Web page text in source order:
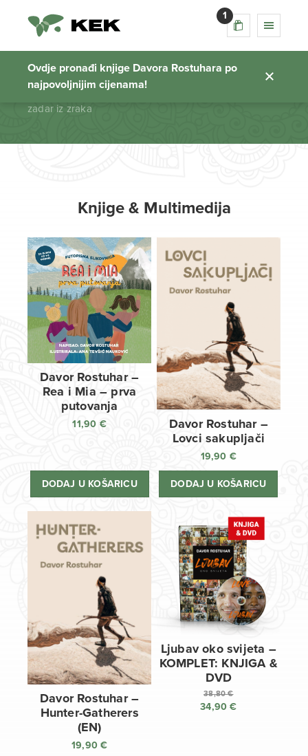
1
Ovdje pronađi knjige Davora Rostuhara po
najpovoljnijim cijenama!
zadar iz zraka
Početna stranica
zadar iz zraka
Knjige & Multimedija
Davor Rostuhar –
Rea i Mia – prva
putovanja
11,90 €
DODAJ U KOŠARICU
Davor Rostuhar –
Lovci sakupljači
19,90 €
DODAJ U KOŠARICU
Davor Rostuhar –
Hunter-Gatherers
(EN)
19,90€
Ljubav oko svijeta –
KOMPLET: KNJIGA &
DVD
38,80€
Izvorna
34,90€